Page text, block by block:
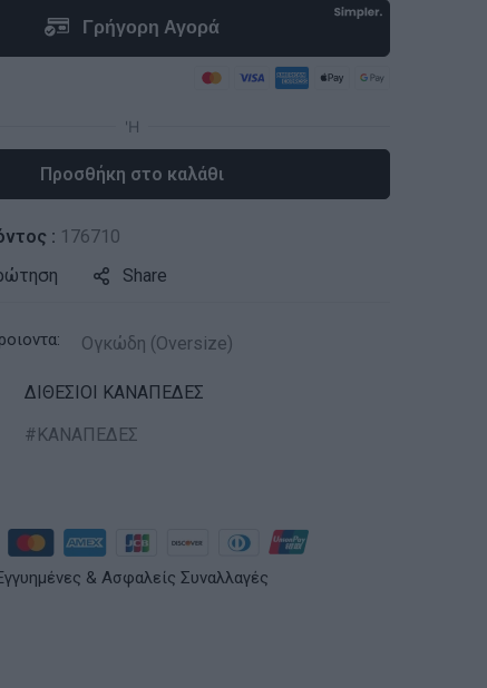
Προσθήκη στο καλάθι
: 176710
Share
Ογκώδη (Oversize)
ΔΙΘΕΣΙΟΙ ΚΑΝΑΠΕΔΕΣ
ΚΑΝΑΠΕΔΕΣ
& Ασφαλείς Συναλλαγές